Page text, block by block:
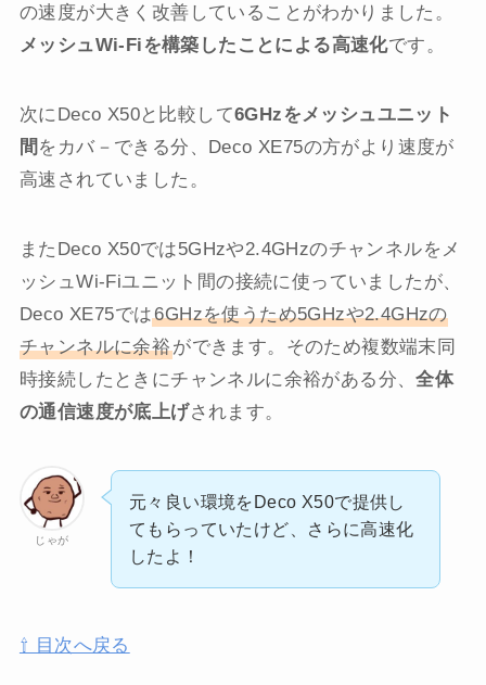
の速度が大きく改善していることがわかりました。
メッシュWi-Fiを構築したことによる高速化です。
次にDeco X50と比較して6GHzをメッシュユニット
間 をカバ－できる分、Deco XE75の方がより速度が
高速されていました。
またDeco X50では5GHzや2.4GHzのチャンネルをメ
ッシュWi-Fiユニット間の接続に使っていましたが、
Deco XE75では6GHzを使うため5GHzや2.4GHzの
チャンネルに余裕ができます。そのため複数端末同
時接続したときにチャンネルに余裕がある分、全体
の通信速度が底上げされます。
じゃが
元々良い環境をDeco X50で提供し
てもらっていたけど、さらに高速化
したよ！
⇧ 目次へ戻る